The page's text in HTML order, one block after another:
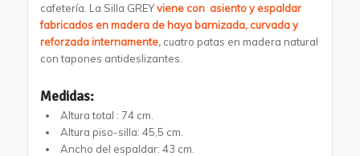
cafetería. La Silla GREYviene con asiento y espaldar
fabricados en madera de haya barnizada, curvada y
reforzada internamente,cuatro patas en madera natural
con tapones antideslizantes.
Medidas:
Altura total : 74 cm.
Altura piso-silla: 45,5 cm.
Ancho del espaldar: 43 cm.